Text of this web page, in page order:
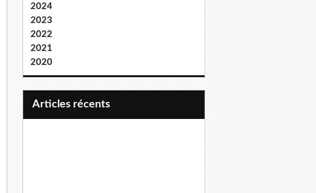
2024
2023
2022
2021
2020
articles récents